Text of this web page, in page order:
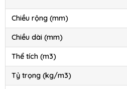
Chiều rộng (mm)
Chiều dài (mm)
Thể tích (m3)
Tỷ trọng (kg/m3)